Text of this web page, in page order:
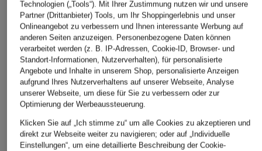
MRS & HUGS
Abendkleid
CHF 139
Ursprünglich:CHF 349
UNDRESS CODE
Kleid DESIRE
CHF 179
Ursprünglich:CHF 349
MRS & HUGS
CHF 239
Ursprünglich:
Technologien („Tools“). Mit Ihrer Zustimmung nutzen wir und unsere
Partner (Drittanbieter) Tools, um Ihr Shoppingerlebnis und unser
Onlineangebot zu verbessern und Ihnen interessante Werbung auf
anderen Seiten anzuzeigen. Personenbezogene Daten können
verarbeitet werden (z. B. IP-Adressen, Cookie-ID, Browser- und
Standort-Informationen, Nutzerverhalten), für personalisierte
Angebote und Inhalte in unserem Shop, personalisierte Anzeigen
aufgrund Ihres Nutzerverhaltens auf unserer Webseite, Analyse
unserer Webseite, um diese für Sie zu verbessern oder zur
Optimierung der Werbeaussteuerung.
Klicken Sie auf „Ich stimme zu“ um alle Cookies zu akzeptieren und
direkt zur Webseite weiter zu navigieren; oder auf „Individuelle
Einstellungen“, um eine detaillierte Beschreibung der Cookie-